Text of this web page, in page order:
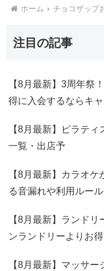
ホーム チョコザップ
注目の記事
【8月最新】3周年祭
得に入会するならキ
【8月最新】ピラテ
一覧・出店予
【8月最新】カラオ
る音漏れや利用ルー
【8月最新】ランド
ンランドリーよりお
【8月最新】マッサ